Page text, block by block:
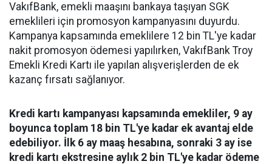
VakıfBank, emekli maaşını bankaya taşıyan SGK
emeklileri için promosyon kampanyasını duyurdu.
Kampanya kapsamında emeklilere 12 bin TL'ye kadar
nakit promosyon ödemesi yapılırken, VakıfBank Troy
Emekli Kredi Kartı ile yapılan alışverişlerden de ek
kazanç fırsatı sağlanıyor.
Kredi kartı kampanyası kapsamında emekliler, 9 ay
boyunca toplam 18 bin TL'ye kadar ek avantaj elde
edebiliyor. İlk 6 ay maaş hesabına, sonraki 3 ay ise
kredi kartı ekstresine aylık 2 bin TL'ye kadar ödeme